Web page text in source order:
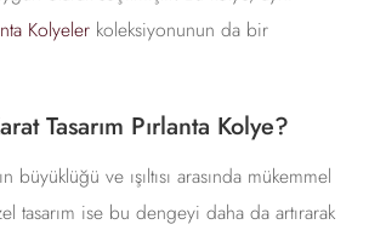
Kolyeler koleksiyonunun da bir
Tasarım Pırlanta Kolye?
büyüklüğü ve ışıltısı arasında mükemmel
tasarım ise bu dengeyi daha da artırarak